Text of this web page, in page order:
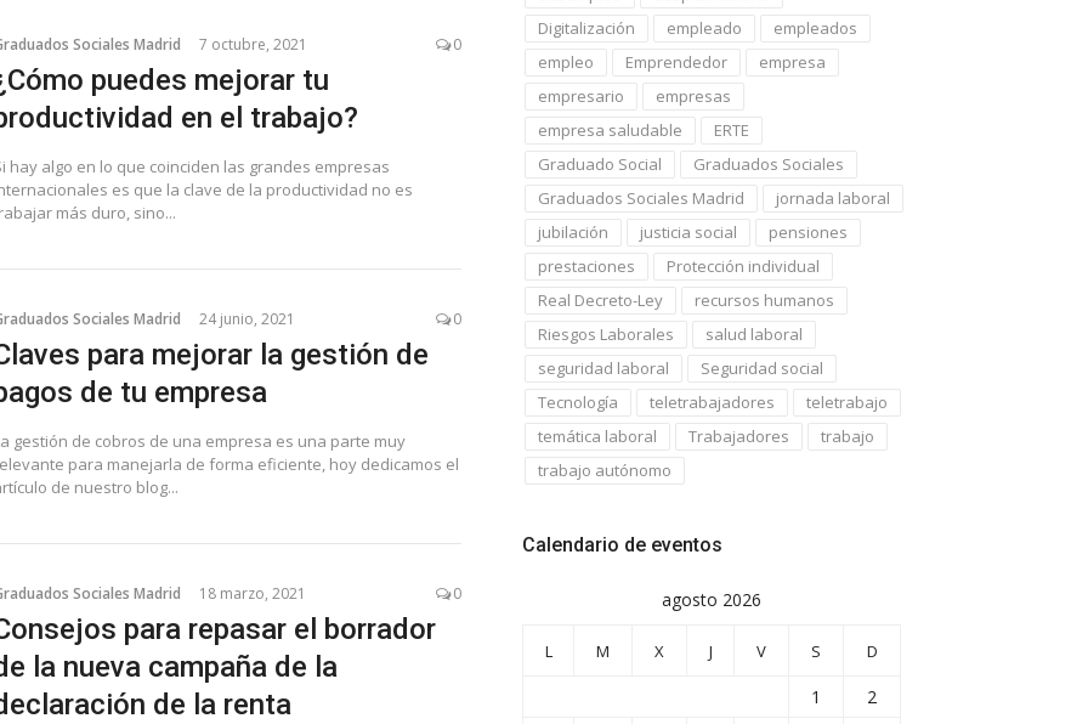
Sociales Madrid 7 octubre, 2021 0
puedes mejorar tu
en el trabajo?
hay algo en lo que coinciden las grandes empresas
es que la clave de la productividad no es
más duro, sino...
Sociales Madrid 24 junio, 2021 0
para mejorar la gestión de
de tu empresa
gestión de cobros de una empresa es una parte muy
para manejarla de forma eficiente, hoy dedicamos el
de nuestro blog...
Sociales Madrid 18 marzo, 2021 0
para repasar el borrador
la nueva campaña de la
de la renta
Digitalización
empleado
empleados
empleo
Emprendedor
empresa
empresario
empresas
empresa saludable
ERTE
Graduado Social
Graduados Sociales
Graduados Sociales Madrid
jornada laboral
jubilación
justicia social
pensiones
prestaciones
Protección individual
Real Decreto-Ley
recursos humanos
Riesgos Laborales
salud laboral
seguridad laboral
Seguridad social
Tecnología
teletrabajadores
teletrabajo
temática laboral
Trabajadores
trabajo
trabajo autónomo
Calendario de eventos
agosto 2026
L M X J V S D
1
2